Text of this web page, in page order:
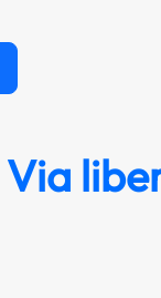
Via